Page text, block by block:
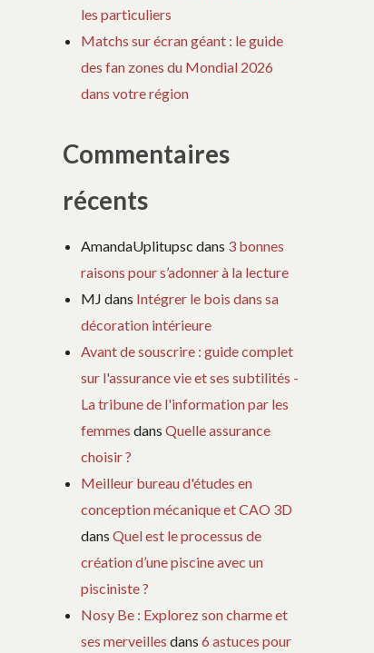
les particuliers
Matchs sur écran géant : le guide
des fan zones du Mondial 2026
dans votre région
Commentaires
récents
AmandaUplitupsc dans 3 bonnes
raisons pour s’adonner à la lecture
MJ dans Intégrer le bois dans sa
décoration intérieure
Avant de souscrire : guide complet
sur l'assurance vie et ses subtilités -
La tribune de l'information par les
femmes dansQuelle assurance
choisir ?
Meilleur bureau d'études en
conception mécanique et CAO 3D
dansQuel est le processus de
création d’une piscine avec un
pisciniste ?
Nosy Be : Explorez son charme et
ses merveilles dans6 astuces pour